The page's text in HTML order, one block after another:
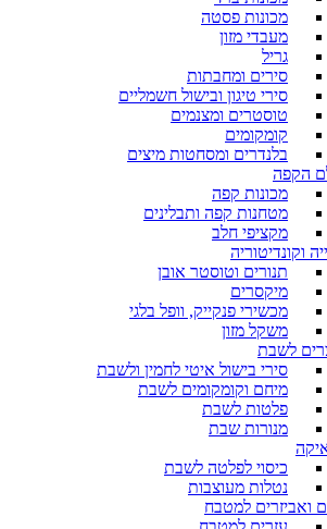
מכונות פסטה
מעבדי מזון
גריל
סירים ומחבתות
סירי טיגון ובישול חשמליים
טוסטרים ומצנמים
קומקומים
בלנדרים ומסחטות מיצים
הקפה
מכונות קפה
מטחנות קפה ותבלינים
מקציפי חלב
וקונדיטוריה
תנורים וטוסטר אובן
מיקסרים
מכשירי פנקייק, וופל בלגי
משקל מזון
לשבת
סירי בישול איטי לחמין ולשבת
מיחם וקומקומים לשבת
פלטות לשבת
מנורות שבת
כיסוי לפלטה לשבת
נטלות מעוצבות
ואביזרים למטבח